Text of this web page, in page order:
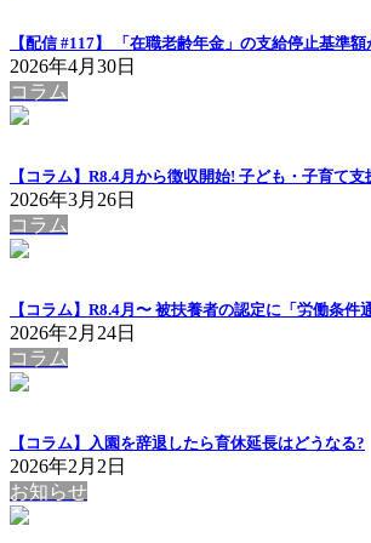
【配信 #117】 「在職老齢年金」の支給停止基
2026年4月30日
コラム
【コラム】R8.4月から徴収開始! 子ども・子育て支
2026年3月26日
コラム
【コラム】R8.4月〜 被扶養者の認定に「労働条
2026年2月24日
コラム
【コラム】入園を辞退したら育休延長はどうなる?
2026年2月2日
お知らせ